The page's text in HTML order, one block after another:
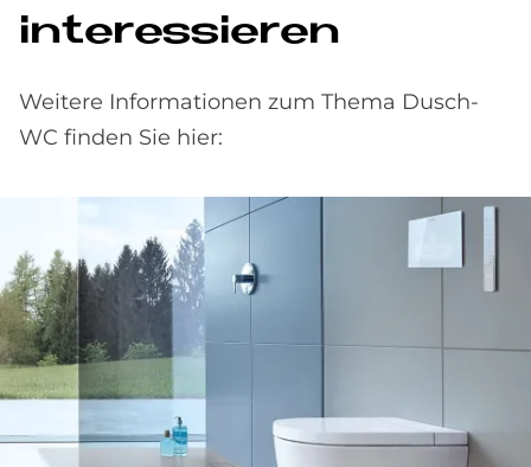
in­ter­es­sie­ren
Weitere Informationen zum Thema Dusch-
WC finden Sie hier: